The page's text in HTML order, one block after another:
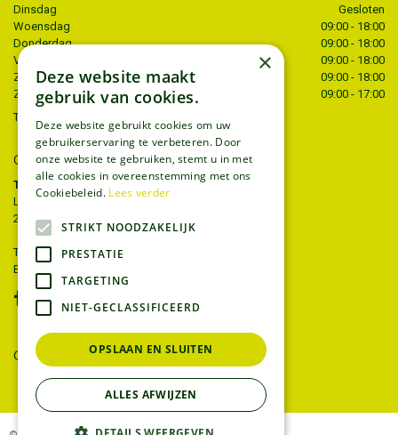
Dinsdag
Gesloten
Woensdag
09:00 - 18:00
Donderdag
09:00 - 18:00
Vrijdag
09:00 - 18:00
Zaterdag
09:00 - 18:00
Zondag
09:00 - 17:00
Toon alle openingstijden
CONTACT
Tuincentrum Thiels
Liersesteenweg 68
2221 Heist-op-den-berg
T.
015 22 27 52
E.
GEEF UW MENING
×
Deze website maakt
gebruik van cookies.
Deze website gebruikt cookies om uw
gebruikerservaring te verbeteren. Door
onze website te gebruiken, stemt u in met
alle cookies in overeenstemming met ons
Cookiebeleid. Lees verder
STRIKT NOODZAKELIJK
PRESTATIE
TARGETING
NIET-GECLASSIFICEERD
OPSLAAN EN SLUITEN
ALLES AFWIJZEN